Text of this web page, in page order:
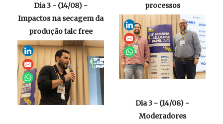
processos
Dia 3 - (14/08) -
Impactos na secagem da
produção talc free
Dia 3 - (14/08) -
Moderadores